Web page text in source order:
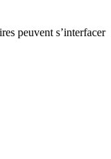
peuvent s’interfacer